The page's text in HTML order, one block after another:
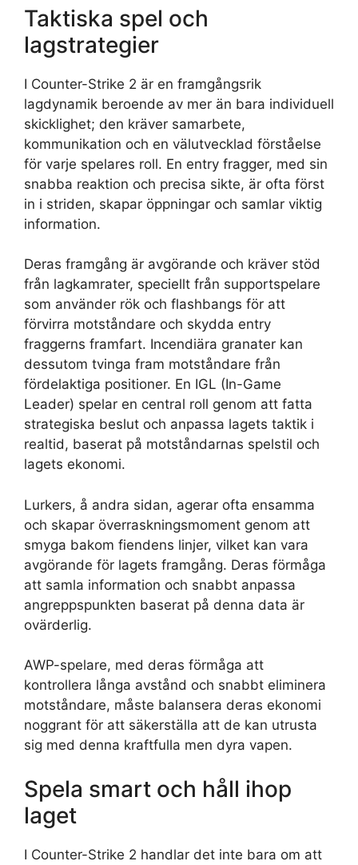
Taktiska spel och
lagstrategier
I Counter-Strike 2 är en framgångsrik
lagdynamik beroende av mer än bara individuell
skicklighet; den kräver samarbete,
kommunikation och en välutvecklad förståelse
för varje spelares roll. En entry fragger, med sin
snabba reaktion och precisa sikte, är ofta först
in i striden, skapar öppningar och samlar viktig
information.
Deras framgång är avgörande och kräver stöd
från lagkamrater, speciellt från supportspelare
som använder rök och flashbangs för att
förvirra motståndare och skydda entry
fraggerns framfart. Incendiära granater kan
dessutom tvinga fram motståndare från
fördelaktiga positioner. En IGL (In-Game
Leader) spelar en central roll genom att fatta
strategiska beslut och anpassa lagets taktik i
realtid, baserat på motståndarnas spelstil och
lagets ekonomi.
Lurkers, å andra sidan, agerar ofta ensamma
och skapar överraskningsmoment genom att
smyga bakom fiendens linjer, vilket kan vara
avgörande för lagets framgång. Deras förmåga
att samla information och snabbt anpassa
angreppspunkten baserat på denna data är
ovärderlig.
AWP-spelare, med deras förmåga att
kontrollera långa avstånd och snabbt eliminera
motståndare, måste balansera deras ekonomi
noggrant för att säkerställa att de kan utrusta
sig med denna kraftfulla men dyra vapen.
Spela smart och håll ihop
laget
I Counter-Strike 2 handlar det inte bara om att